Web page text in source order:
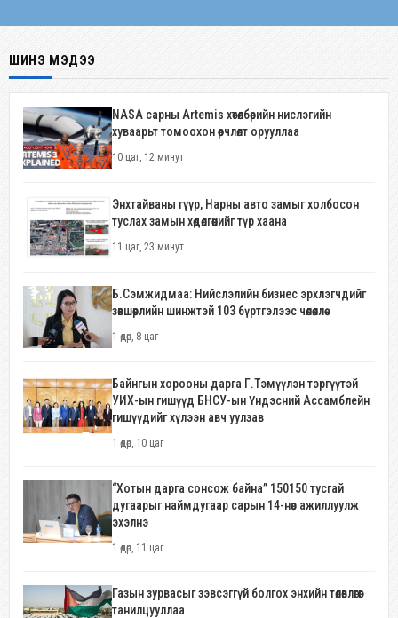
ШИНЭ МЭДЭЭ
NASA сарны Artemis хөтөлбөрийн нислэгийн
хуваарьт томоохон өөрчлөлт орууллаа
10 цаг, 12 минут
Энхтайваны гүүр, Нарны авто замыг холбосон
туслах замын хөдөлгөөнийг түр хаана
11 цаг, 23 минут
Б.Сэмжидмаа: Нийслэлийн бизнес эрхлэгчдийг
зөвшөөрлийн шинжтэй 103 бүртгэлээс чөлөөллөө
1 өдөр, 8 цаг
Байнгын хорооны дарга Г.Тэмүүлэн тэргүүтэй
УИХ-ын гишүүд БНСУ-ын Үндэсний Ассамблейн
гишүүдийг хүлээн авч уулзав
1 өдөр, 10 цаг
“Хотын дарга сонсож байна” 150150 тусгай
дугаарыг наймдугаар сарын 14-нөөс ажиллуулж
эхэлнэ
1 өдөр, 11 цаг
Газын зурвасыг зэвсэггүй болгох энхийн төлөвлөгөөг
танилцууллаа